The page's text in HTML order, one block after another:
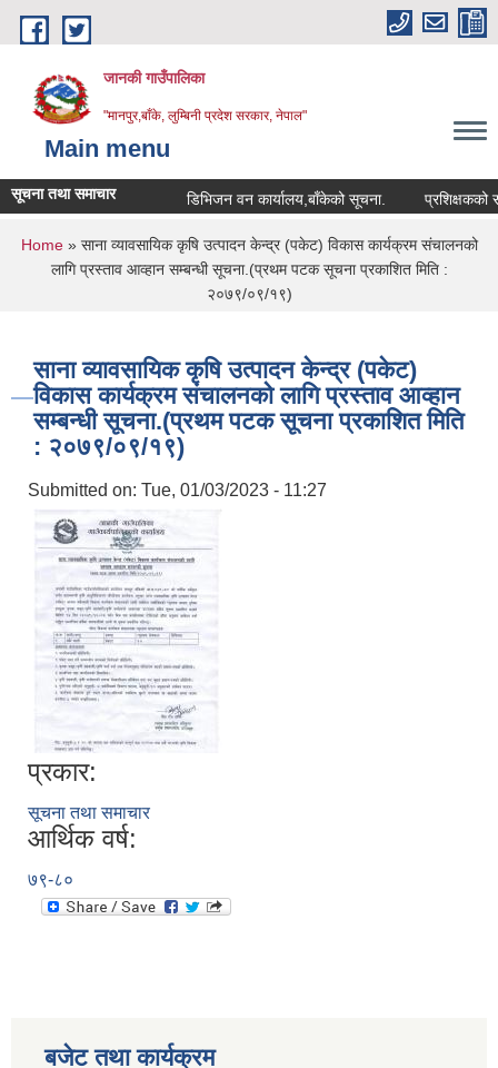
Skip to main content
जानकी गाउँपालिका
"मानपुर,बाँके, लुम्बिनी प्रदेश सरकार, नेपाल"
Main menu
सूचना तथा समाचार डिभिजन वन कार्यालय,बाँकेको सूचना. प्रशिक्षकको सूची
You are here
Home» साना व्यावसायिक कृषि उत्पादन केन्द्र (पकेट) विकास कार्यक्रम संचालनको
लागि प्रस्ताव आव्हान सम्बन्धी सूचना.(प्रथम पटक सूचना प्रकाशित मिति :
२०७९/०९/१९)
साना व्यावसायिक कृषि उत्पादन केन्द्र (पकेट)
विकास कार्यक्रम संचालनको लागि प्रस्ताव आव्हान
सम्बन्धी सूचना.(प्रथम पटक सूचना प्रकाशित मिति
: २०७९/०९/१९)
Submitted on: Tue, 01/03/2023 - 11:27
प्रकार:
सूचना तथा समाचार
आर्थिक वर्ष:
७९-८०
बजेट तथा कार्यक्रम